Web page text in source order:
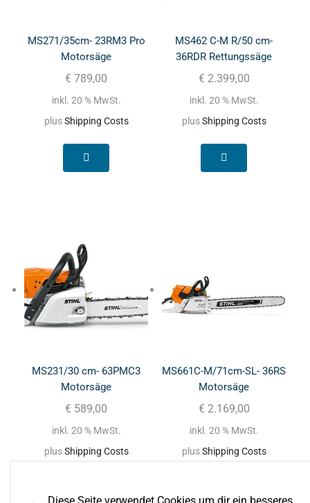
MS271/35cm- 23RM3 Pro
Motorsäge
€ 789,00
inkl. 20 % MwSt.
plusShipping Costs
MS462 C-M R/50 cm-
36RDR Rettungssäge
€ 2.399,00
inkl. 20 % MwSt.
plusShipping Costs
MS231/30 cm- 63PMC3
Motorsäge
€ 589,00
inkl. 20 % MwSt.
plusShipping Costs
MS661C-M/71cm-SL- 36RS
Motorsäge
€ 2.169,00
inkl. 20 % MwSt.
plusShipping Costs
Diese Seite verwendet Cookies um dir ein besseres